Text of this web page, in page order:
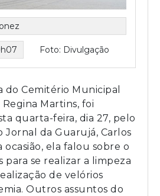
Foto: Divulgação
do Cemitério Municipal
Regina Martins, foi
quarta-feira, dia 27, pelo
Jornal da Guarujá, Carlos
ocasião, ela falou sobre o
para se realizar a limpeza
de velórios
Outros assuntos do